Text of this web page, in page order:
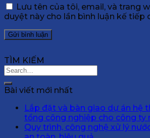
Lưu tên của tôi, email, và trang
duyệt này cho lần bình luận kế tiếp
TÌM KIẾM
Bài viết mới nhất
Lắp đặt và bàn giao dự án hệ
tổng công nghiệp cho công ty
Quy trình, công nghệ xử lý